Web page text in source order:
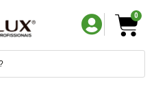
0